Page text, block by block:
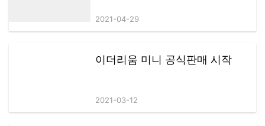
2021-04-29
이더리움 미니 공식판매 시작
2021-03-12